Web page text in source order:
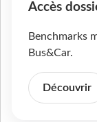
Accès
Benchmarks
Bus&Car.
Découvrir